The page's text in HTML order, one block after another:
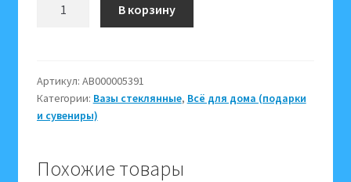
Ваза
стекло
005391
В корзину
Артикул: АВ000005391
Категории: Вазы стеклянные, Всё для дома (подарки
и сувениры)
Похожие товары